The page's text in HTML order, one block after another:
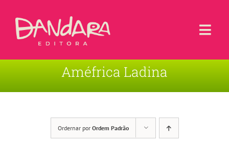
Améfrica Ladina
Ordernar por Ordem Padrão